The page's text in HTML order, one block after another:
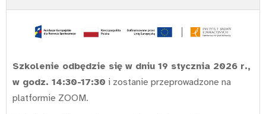
Szkolenie odbędzie się w dniu 19 stycznia 2026 r.,
w godz. 14:30-17:30 i zostanie przeprowadzone na
platformie ZOOM.